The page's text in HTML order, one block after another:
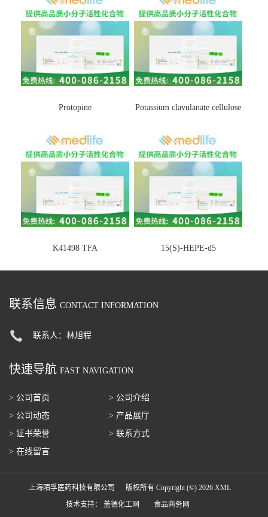
Protopine Potassium clavulanate cellulose
K41498 TFA 15(S)-HEPE-d5
联系信息 CONTACT INFORMATION
联系人：林旭程
快速导航 FAST NAVIGATION
> 公司首页
> 公司介绍
> 公司动态
> 产品展厅
> 证书荣誉
> 联系方式
> 在线留言
上海陌孚医药科技有限公司 版权所有 Copyright (©) 2026 XML
技术支持： 盖德化工网 食品商务网